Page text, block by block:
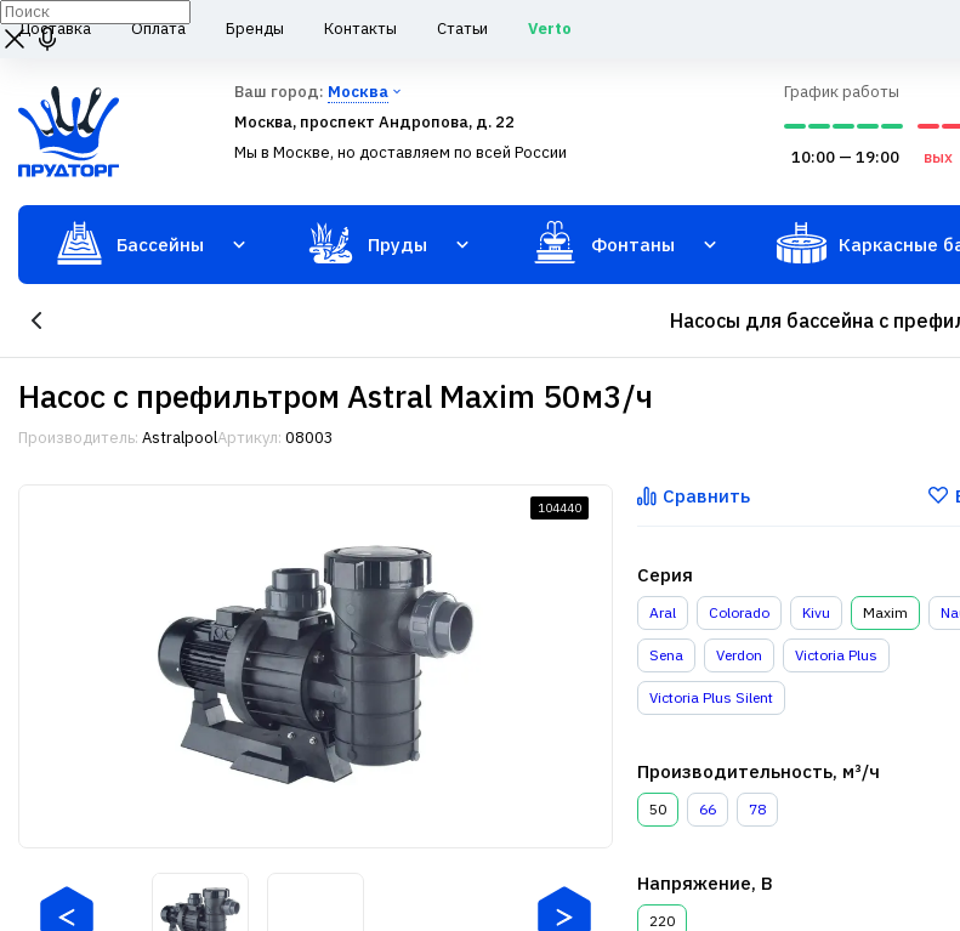
Доставка Оплата Бренды Контакты Статьи Verto
Ваш город: Москва
Москва, проспект Андропова, д. 22
Мы в Москве, но доставляем по всей России
График работы
10:00 — 19:00 вых
Бассейны Пруды Фонтаны Каркасные
Насосы для бассейна с
Насос с префильтром Astral Maxim 50м3/ч
Производитель: AstralpoolАртикул: 08003
104440
Сравнить
Серия
Aral Colorado Kivu Maxim
Sena Verdon Victoria Plus
Victoria Plus Silent
Производительность, м³/ч
50 66 78
Напряжение, В
220